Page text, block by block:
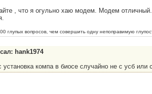
, что я огульно хаю модем. Модем отличный.
глупых вопросов, чем совершить одну непоправимую
hank1974
установка компа в биосе случайно не с усб или